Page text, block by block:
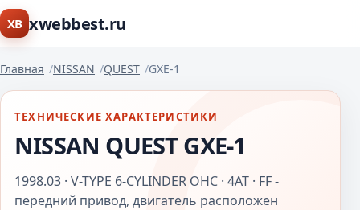
XB xwebbest.ru
Главная NISSAN QUEST GXE-1
ТЕХНИЧЕСКИЕ ХАРАКТЕРИСТИКИ
NISSAN QUEST GXE-1
1998.03 · V-TYPE 6-CYLINDER OHC · 4AT · FF -
передний привод, двигатель расположен